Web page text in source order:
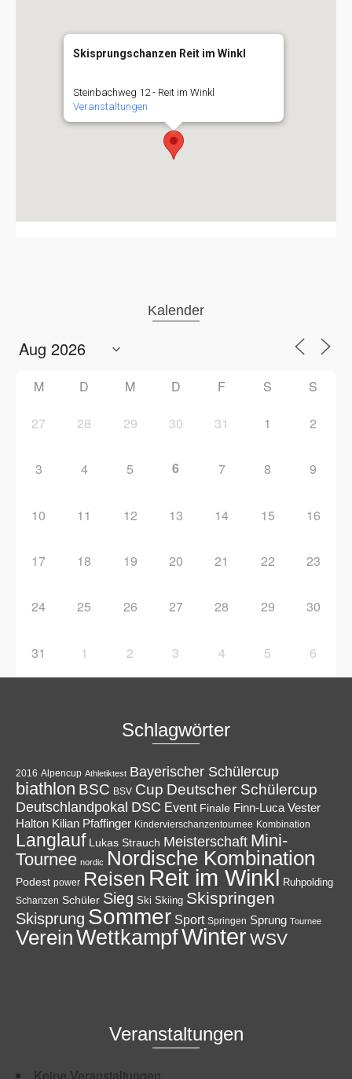
Skisprungschanzen Reit im Winkl
Steinbachweg 12 - Reit im Winkl
Veranstaltungen
Kalender
M D M D F S S
27 28 29 30 31 1 2
3 4 5 6 7 8 9
10 11 12 13 14 15 16
17 18 19 20 21 22 23
24 25 26 27 28 29 30
31 1 2 3 4 5 6
Schlagwörter
2016 Alpencup Athletiktest Bayerischer Schülercup
biathlon BSC BSV Cup Deutscher Schülercup
Deutschlandpokal DSC Event Finale Finn-Luca Vester
Halton Kilian Pfaffinger Kindervierschanzentournee Kombination
Langlauf Lukas Strauch Meisterschaft Mini-
Tournee nordic Nordische Kombination
Podest power Reisen Reit im Winkl Ruhpolding
Schanzen Schüler Sieg Ski Skiing Skispringen
Skisprung Sommer Sport Springen Sprung Tournee
VereinWettkampfWinterWSV
Veranstaltungen
Keine Veranstaltungen